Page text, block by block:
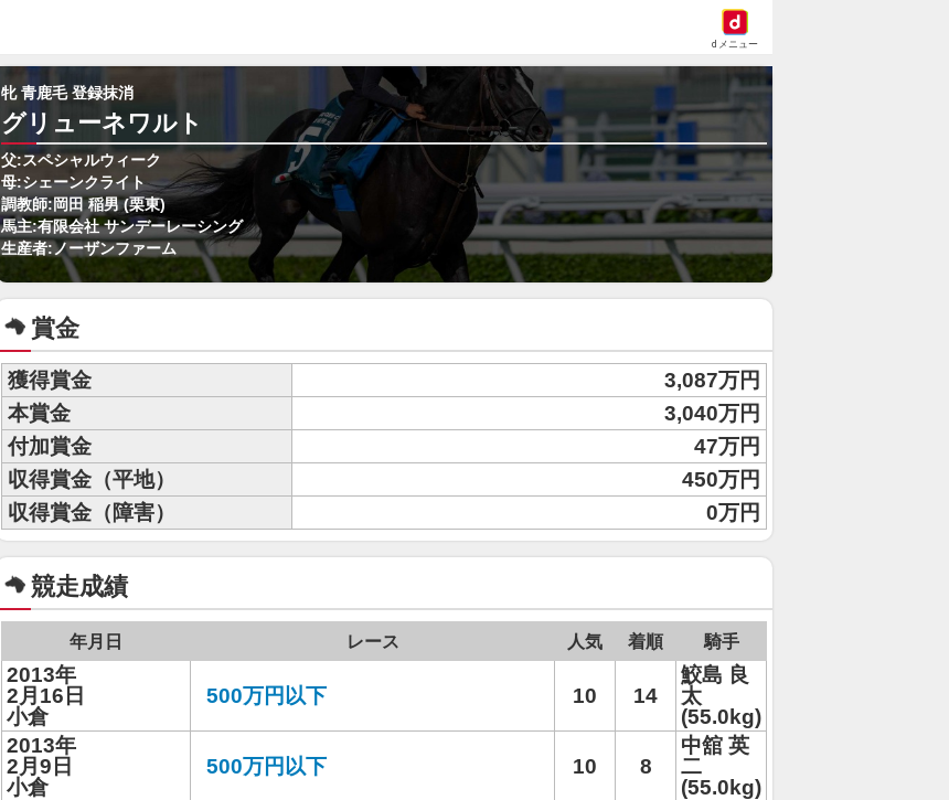
dメニュー
牝 青鹿毛 登録抹消
グリューネワルト
父:スペシャルウィーク
母:シェーンクライト
調教師:岡田 稲男 (栗東)
馬主:有限会社 サンデーレーシング
生産者:ノーザンファーム
賞金
獲得賞金
3,087万円
本賞金
3,040万円
付加賞金
47万円
収得賞金（平地）
450万円
収得賞金（障害）
0万円
競走成績
年月日 レース 人気 着順 騎手
2013年
2月16日
小倉
500万円以下 10 14
鮫島 良
太
(55.0kg)
2013年
2月9日
小倉
500万円以下 10 8
中舘 英
二
(55.0kg)